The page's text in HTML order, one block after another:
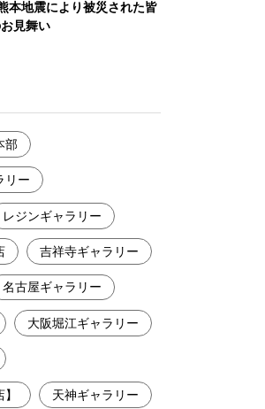
本地震により被災された皆
見舞い
部
リー
レジンギャラリー
吉祥寺ギャラリー
名古屋ギャラリー
大阪堀江ギャラリー
天神ギャラリー